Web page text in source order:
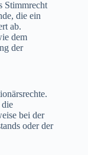
Stimmrecht
die ein
ab.
dem
der
bei der
oder der